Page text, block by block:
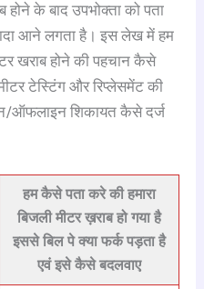
के बाद उपभोक्ता को पता
आने लगता है। इस लेख में हम
खराब होने की पहचान कैसे
टेस्टिंग और रिप्लेसमेंट की
ऑफलाइन शिकायत कैसे दर्ज
हम कैसे पता करे की हमारा
बिजली मीटर ख़राब हो गया है
इससे बिल पे क्या फर्क पड़ता है
एवं इसे कैसे बदलवाए